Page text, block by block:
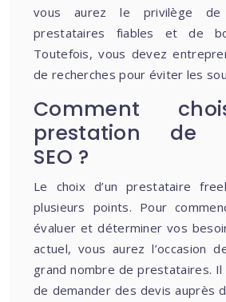
vous aurez le privilège de
prestataires fiables et de
Toutefois, vous devez
de recherches pour éviter les
Comment
prestation de
SEO ?
Le choix d’un prestataire
plusieurs points. Pour
évaluer et déterminer vos
actuel, vous aurez l’occasion
grand nombre de prestataires.
de demander des devis auprès